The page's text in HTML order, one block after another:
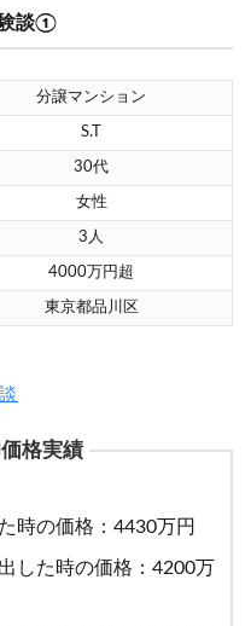
験談①
分譲マンション
S.T
30代
女性
3人
4000万円超
東京都品川区
格実績
時の価格：4430万円
した時の価格：4200万